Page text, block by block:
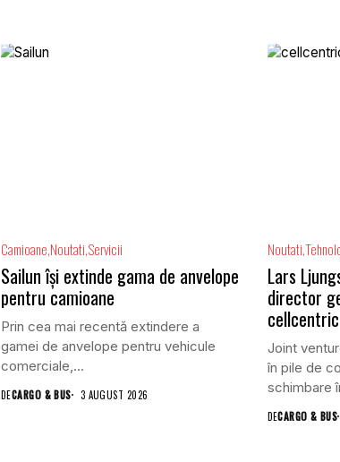
Camioane Noutati Servicii
Sailun își extinde gama de anvelope
pentru camioane
Prin cea mai recentă extindere a
gamei de anvelope pentru vehicule
comerciale,...
DECARGO & BUS 3 AUGUST 2026
Noutati
Lars
director
cellcentric
Joint
în pile de
schimbare
DECARGO & BUS